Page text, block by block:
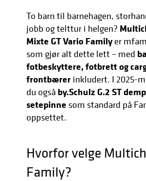
To barn til barnehagen,
jobb og telttur i helgen?
Mixte GT Vario Familyer
som gjør alt dette lett – med
fotbeskyttere, fotbrett og
frontbærerinkludert. I 2025-
du også by.Schulz G.2 ST
setepinne som standard på
oppsettet.
Hvorfor velge
Family?